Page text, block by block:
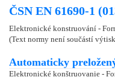
ČSN EN 61690-1
Elektronické konstruování -
(Text normy není součástí
Automaticky
Elektronické konštruovanie -